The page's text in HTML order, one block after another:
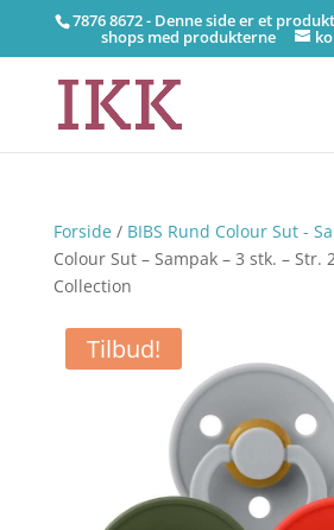
7876 8672 - Denne side er et
shops med produkterne
Forside/ BIBS Rund Colour Sut -
Colour Sut – Sampak – 3 stk. – Str.
Collection
Tilbud!